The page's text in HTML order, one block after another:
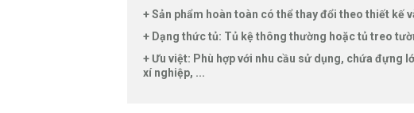
+ Sản phẩm hoàn toàn có thể thay đổi theo thiết kế
+ Dạng thức tủ: Tủ kệ thông thường hoặc tủ treo
+ Ưu việt: Phù hợp với nhu cầu sử dụng, chứa đựng
xí nghiệp, ...